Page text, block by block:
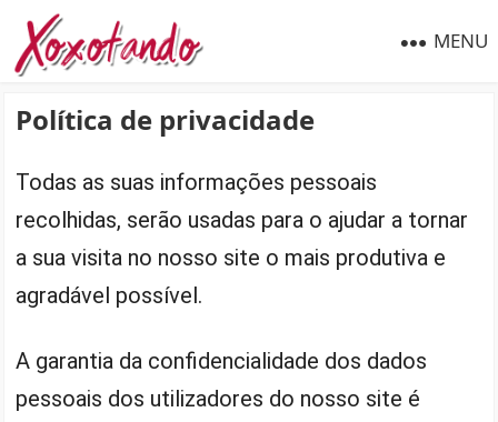
MENU
Política de privacidade
Todas as suas informações pessoais
recolhidas, serão usadas para o ajudar a tornar
a sua visita no nosso site o mais produtiva e
agradável possível.
A garantia da confidencialidade dos dados
pessoais dos utilizadores do nosso site é